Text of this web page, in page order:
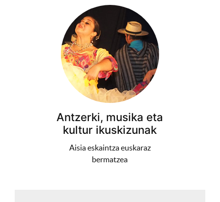
Antzerki, musika eta
kultur ikuskizunak
Aisia eskaintza euskaraz
bermatzea